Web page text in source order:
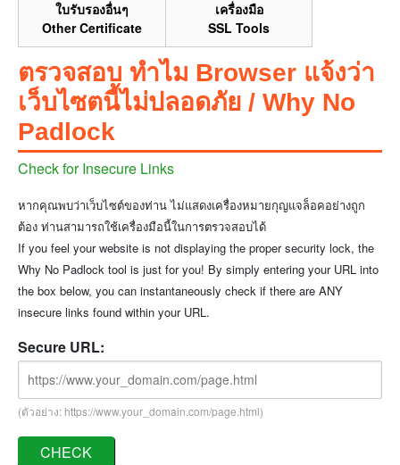
ใบรับรองอื่นๆ
Other Certificate
เครื่องมือ
SSL Tools
ตรวจสอบ ทำไม Browser แจ้งว่า
เว็บไซตนี้ไม่ปลอดภัย / Why No
Padlock
Check for Insecure Links
หากคุณพบว่าเว็บไซต์ของท่าน ไม่แสดงเครื่องหมายกุญแจล็อคอย่างถูก
ต้อง ท่านสามารถใช้เครื่องมือนี้ในการตรวจสอบได้
If you feel your website is not displaying the proper security lock, the
Why No Padlock tool is just for you! By simply entering your URL into
the box below, you can instantaneously check if there are ANY
insecure links found within your URL.
Secure URL:
(ตัวอย่าง: https://www.your_domain.com/page.html)